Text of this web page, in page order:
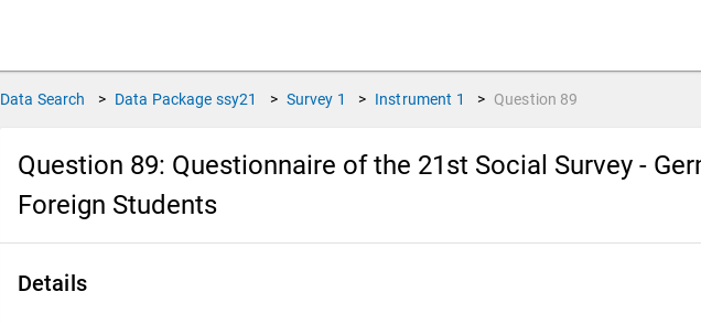
Data Search > Data Package ssy21 > Survey 1 > Instrument 1 > Question 89
Question 89: Questionnaire of the 21st Social Survey -
Foreign Students
Details